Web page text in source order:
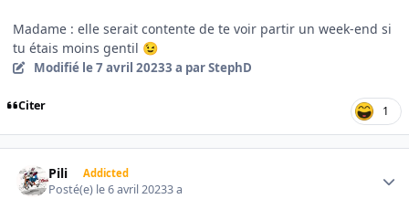
Madame : elle serait contente de te voir partir un week-end si
tu étais moins gentil 😉
Modifié le 7 avril 20233 a par StephD
Citer 1
Pili Addicted
Posté(e) le 6 avril 20233 a